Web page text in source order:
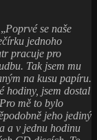
Poprvé se naše
jednoho
pracuje pro
Tak jsem mu
na kusu papíru.
hodiny, jsem dostal
mě to bylo
jeho jediný
a v jednu hodinu